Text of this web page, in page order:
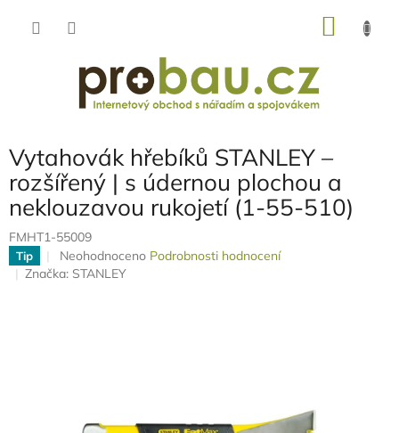
Vytahovák hřebíků STANLEY –
rozšířený | s údernou plochou a
neklouzavou rukojetí (1-55-510)
FMHT1-55009
Tip
Průměrné
hodnocení
Neohodnoceno Podrobnosti hodnocení
Značka: STANLEY